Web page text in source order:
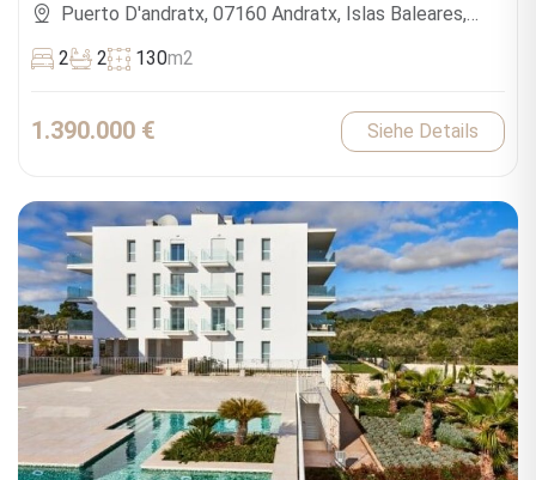
Puerto D'andratx, 07160 Andratx, Islas Baleares,
2 2 130m2
1.390.000 € Siehe Details